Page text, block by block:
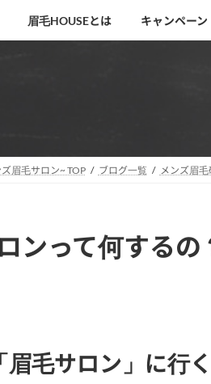
眉毛HOUSEとは キャンペーン
眉毛サロン~ TOP ブログ一覧 メンズ眉
ンって何する
眉毛サロン」に行